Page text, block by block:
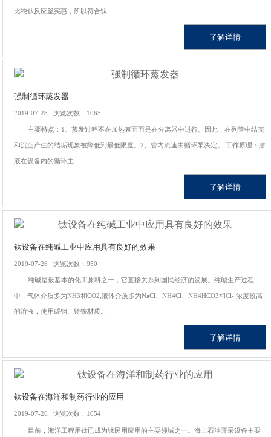
比纯钛反应釜实惠，所以符合钛...
了解详情
强制循环蒸发器
2019-07-28 浏览次数：1065
主要特点：1、蒸发过程不在加热表面而是在分离器中进行。因此，在列管中结壳
和沉淀产生的结垢现象被降低到最低限度。2、管内流速由循环泵决定。 工作原理：溶
液在设备内的循环主...
了解详情
钛设备在纯碱工业中应用具有良好的效果
2019-07-26 浏览次数：950
纯碱是最基本的化工原料之一，它直接关系到国民经济的发展。纯碱生产过程
中，气体介质多为NH3和CO2,液体介质多为NaCl、NH4Cl、NH4HCO3和Cl- 浓度较高
的溶液，使用碳钢、铸铁材质...
了解详情
钛设备在海洋和制药行业的应用
2019-07-26 浏览次数：1054
目前，海洋工程用钛已成为钛民用应用的主要领域之一。海上石油开采设备主要